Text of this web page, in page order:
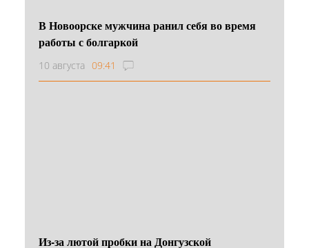
В Новоорске мужчина ранил себя во время
работы с болгаркой
10 августа 09:41
Из-за лютой пробки на Донгузской